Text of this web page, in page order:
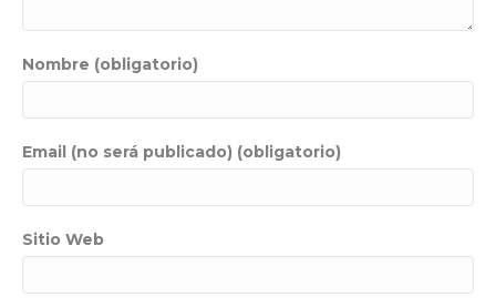
Nombre (obligatorio)
Email (no será publicado) (obligatorio)
Sitio Web